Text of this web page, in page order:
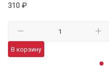
310 ₽
В корзину